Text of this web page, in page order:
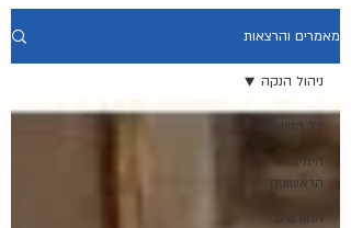
מאמרים והרצאות
כל הנושאים
הימים
הראשונים
החודשים
ניהול הנקה